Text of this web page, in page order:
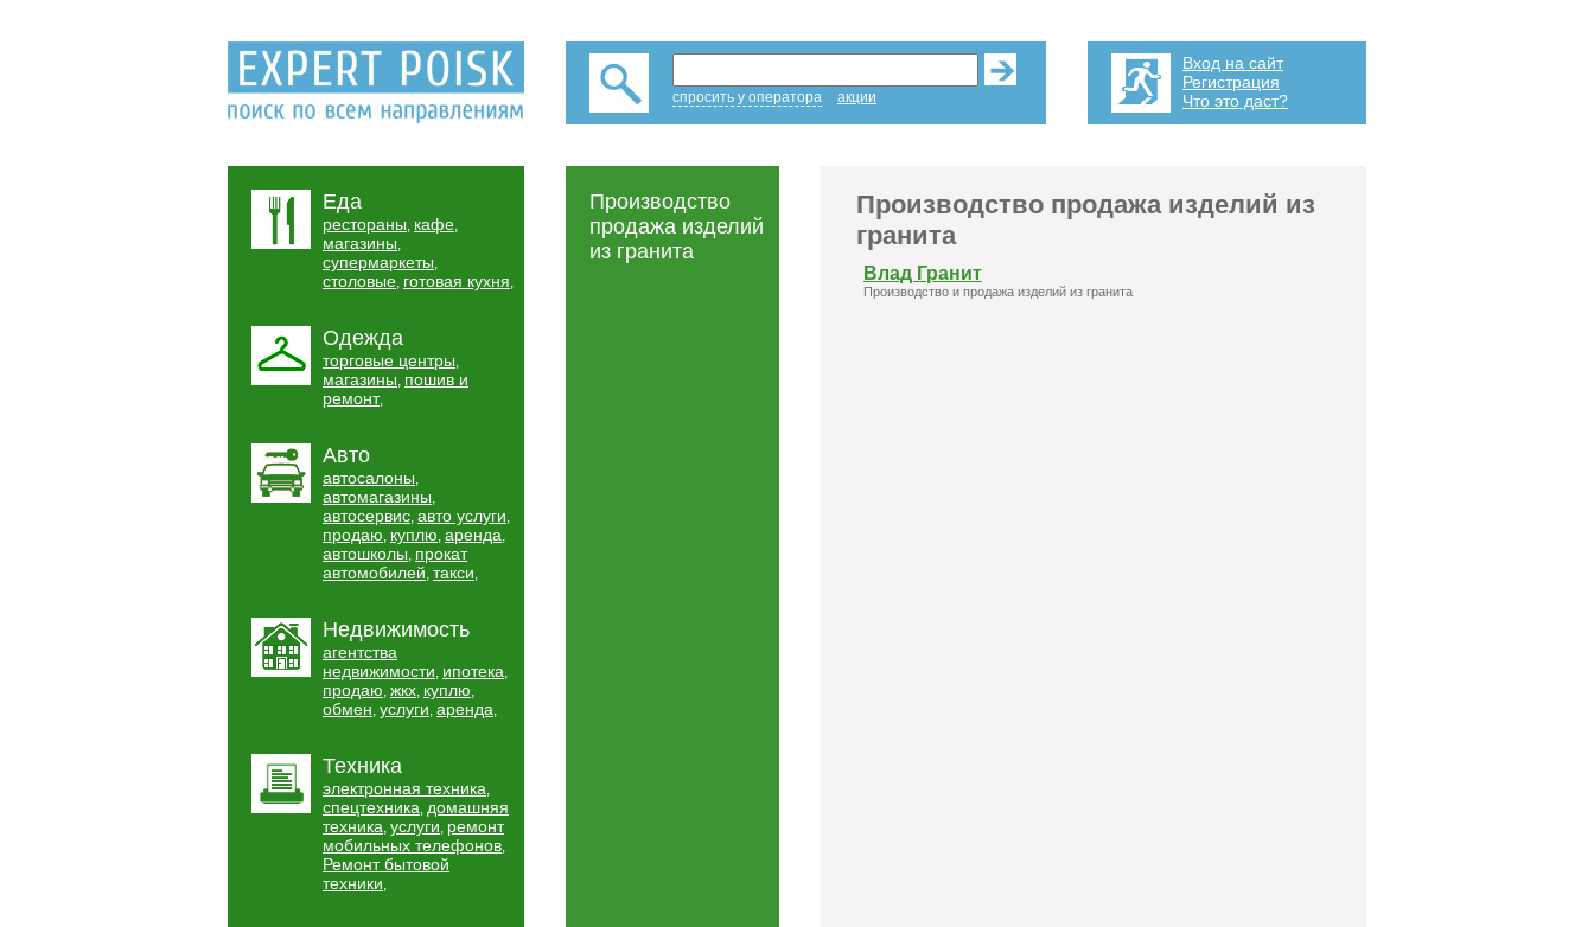
спросить у оператора акции
Вход на сайт
Регистрация
Что это даст?
Еда
рестораны, кафе,
магазины,
супермаркеты,
столовые, готовая кухня,
Одежда
торговые центры,
магазины, пошив и
ремонт,
Авто
автосалоны,
автомагазины,
автосервис, авто услуги,
продаю, куплю, аренда,
автошколы, прокат
автомобилей, такси,
Недвижимость
агентства
недвижимости, ипотека,
продаю, жкх, куплю,
обмен, услуги, аренда,
Техника
электронная техника,
спецтехника, домашняя
техника, услуги, ремонт
мобильных телефонов,
Ремонт бытовой
техники,
Производство
продажа изделий
из гранита
Производство продажа изделий из
гранита
Влад Гранит
Производство и продажа изделий из гранита